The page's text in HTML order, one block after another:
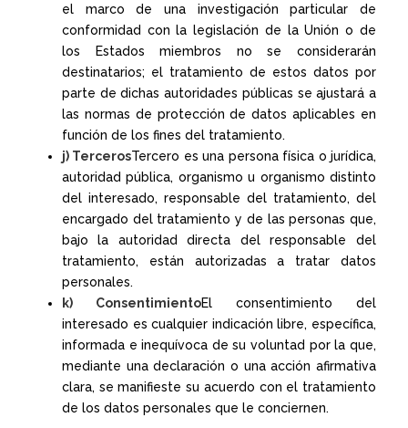
el marco de una investigación particular de
conformidad con la legislación de la Unión o de
los Estados miembros no se considerarán
destinatarios; el tratamiento de estos datos por
parte de dichas autoridades públicas se ajustará a
las normas de protección de datos aplicables en
función de los fines del tratamiento.
j) TercerosTercero es una persona física o jurídica,
autoridad pública, organismo u organismo distinto
del interesado, responsable del tratamiento, del
encargado del tratamiento y de las personas que,
bajo la autoridad directa del responsable del
tratamiento, están autorizadas a tratar datos
personales.
k) ConsentimientoEl consentimiento del
interesado es cualquier indicación libre, específica,
informada e inequívoca de su voluntad por la que,
mediante una declaración o una acción afirmativa
clara, se manifieste su acuerdo con el tratamiento
de los datos personales que le conciernen.